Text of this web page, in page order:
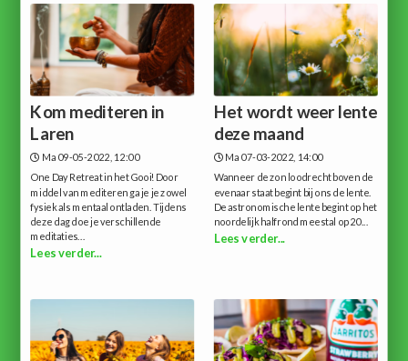
Kom mediteren in
Laren
Ma 09-05-2022, 12:00
One Day Retreat in het Gooi!Door
middel van mediteren ga je je zowel
fysiek als mentaal ontladen. Tijdens
deze dag doe je verschillende
meditaties...
Lees verder...
Het wordt weer lente
deze maand
Ma 07-03-2022, 14:00
Wanneer de zon loodrecht boven de
evenaar staat begint bij ons de lente.
De astronomische lente begint op het
noordelijk halfrond meestal op 20...
Lees verder...